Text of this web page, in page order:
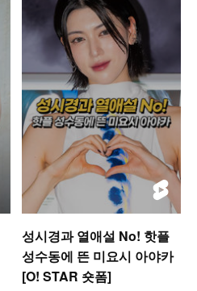
성시경과 열애설 No! 핫플
성수동에 뜬 미요시 아야카
[O! STAR 숏폼]